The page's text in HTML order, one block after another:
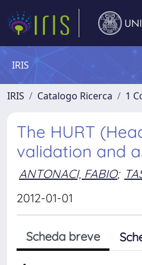
IRIS
IRIS Catalogo Ricerca 1
The HURT
validation and
ANTONACI, FABIO;
2012-01-01
Scheda breve